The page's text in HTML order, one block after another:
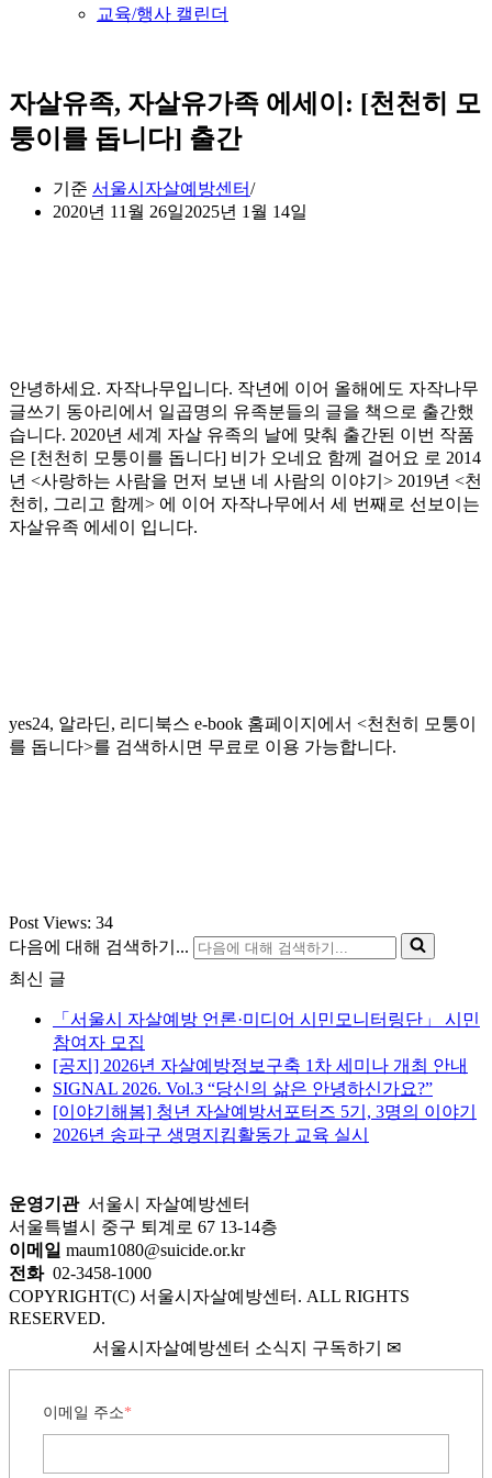
교육/행사 캘린더
자살유족, 자살유가족 에세이: [천천히 모
퉁이를 돕니다] 출간
기준 서울시자살예방센터
2020년 11월 26일2025년 1월 14일
안녕하세요. 자작나무입니다. 작년에 이어 올해에도 자작나무
글쓰기 동아리에서 일곱명의 유족분들의 글을 책으로 출간했
습니다. 2020년 세계 자살 유족의 날에 맞춰 출간된 이번 작품
은 [천천히 모퉁이를 돕니다] 비가 오네요 함께 걸어요 로 2014
년 <사랑하는 사람을 먼저 보낸 네 사람의 이야기> 2019년 <천
천히, 그리고 함께> 에 이어 자작나무에서 세 번째로 선보이는
자살유족 에세이 입니다.
yes24, 알라딘, 리디북스 e-book 홈페이지에서 <천천히 모퉁이
를 돕니다>를 검색하시면 무료로 이용 가능합니다.
Post Views: 34
다음에 대해 검색하기...
최신 글
「서울시 자살예방 언론·미디어 시민모니터링단」 시민
참여자 모집
[공지] 2026년 자살예방정보구축 1차 세미나 개최 안내
SIGNAL 2026. Vol.3 “당신의 삶은 안녕하신가요?”
[이야기해봄] 청년 자살예방서포터즈 5기, 3명의 이야기
2026년 송파구 생명지킴활동가 교육 실시
운영기관서울시 자살예방센터
서울특별시 중구 퇴계로 67 13-14층
이메일 maum1080@suicide.or.kr
전화 02-3458-1000
COPYRIGHT(C) 서울시자살예방센터. ALL RIGHTS
RESERVED.
서울시자살예방센터 소식지 구독하기 ✉
이메일 주소*